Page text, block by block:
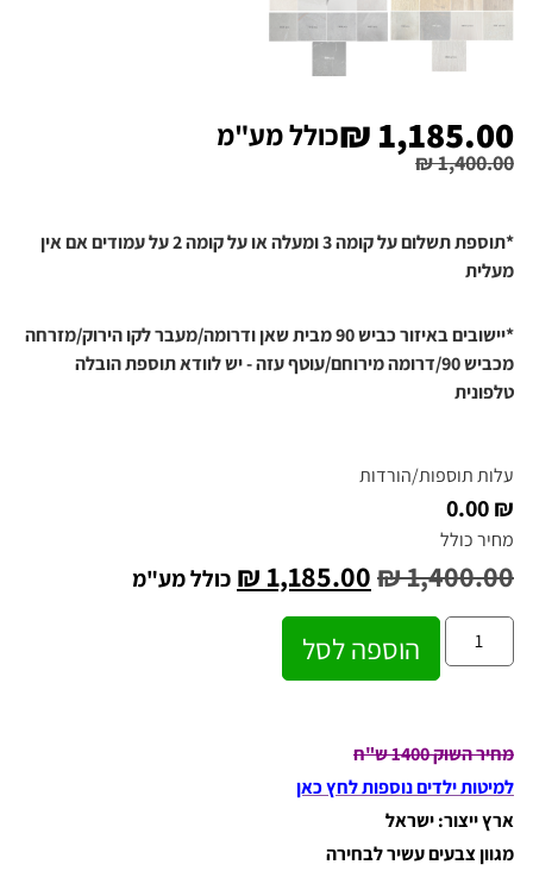
₪1,400.00
₪ 1,185.00 כולל מע"מ
*תוספת תשלום על קומה 3 ומעלה או על קומה 2 על עמודים אם אין
מעלית
*יישובים באיזור כביש 90 מבית שאן ודרומה/מעבר לקו הירוק/מזרחה
מכביש 90/דרומה מירוחם/עוטף עזה - יש לוודא תוספת הובלה
טלפונית
עלות תוספות/הורדות
₪ 0.00
מחיר כולל
₪1,400.00
₪ 1,185.00 כולל מע"מ
הוספה לסל
מחיר השוק 1400 ש"ח
למיטות ילדים נוספות לחץ כאן
ארץ ייצור: ישראל
מגוון צבעים עשיר לבחירה